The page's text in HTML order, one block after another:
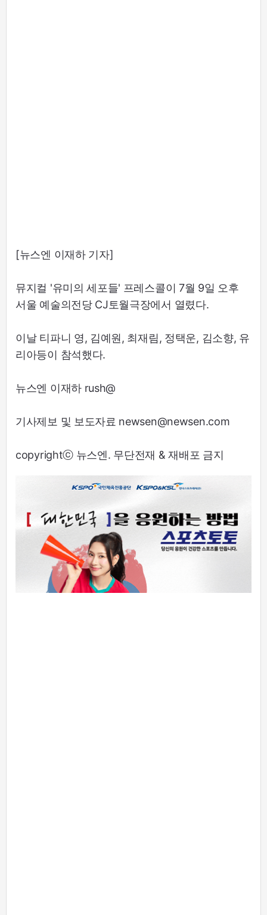
[뉴스엔 이재하 기자]
뮤지컬 '유미의 세포들' 프레스콜이 7월 9일 오후
서울 예술의전당 CJ토월극장에서 열렸다.
이날 티파니 영, 김예원, 최재림, 정택운, 김소향, 유
리아등이 참석했다.
뉴스엔 이재하 rush@
기사제보 및 보도자료 newsen@newsen.com
copyrightⓒ 뉴스엔. 무단전재 & 재배포 금지